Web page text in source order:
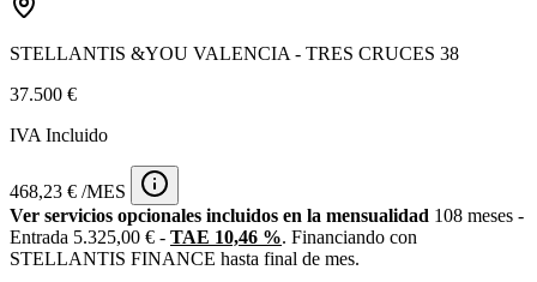
STELLANTIS &YOU VALENCIA - TRES CRUCES 38
37.500 €
IVA Incluido
468,23 € /MES
Ver servicios opcionales incluidos en la mensualidad 108 meses -
Entrada 5.325,00 € - TAE 10,46 %. Financiando con
STELLANTIS FINANCE hasta final de mes.